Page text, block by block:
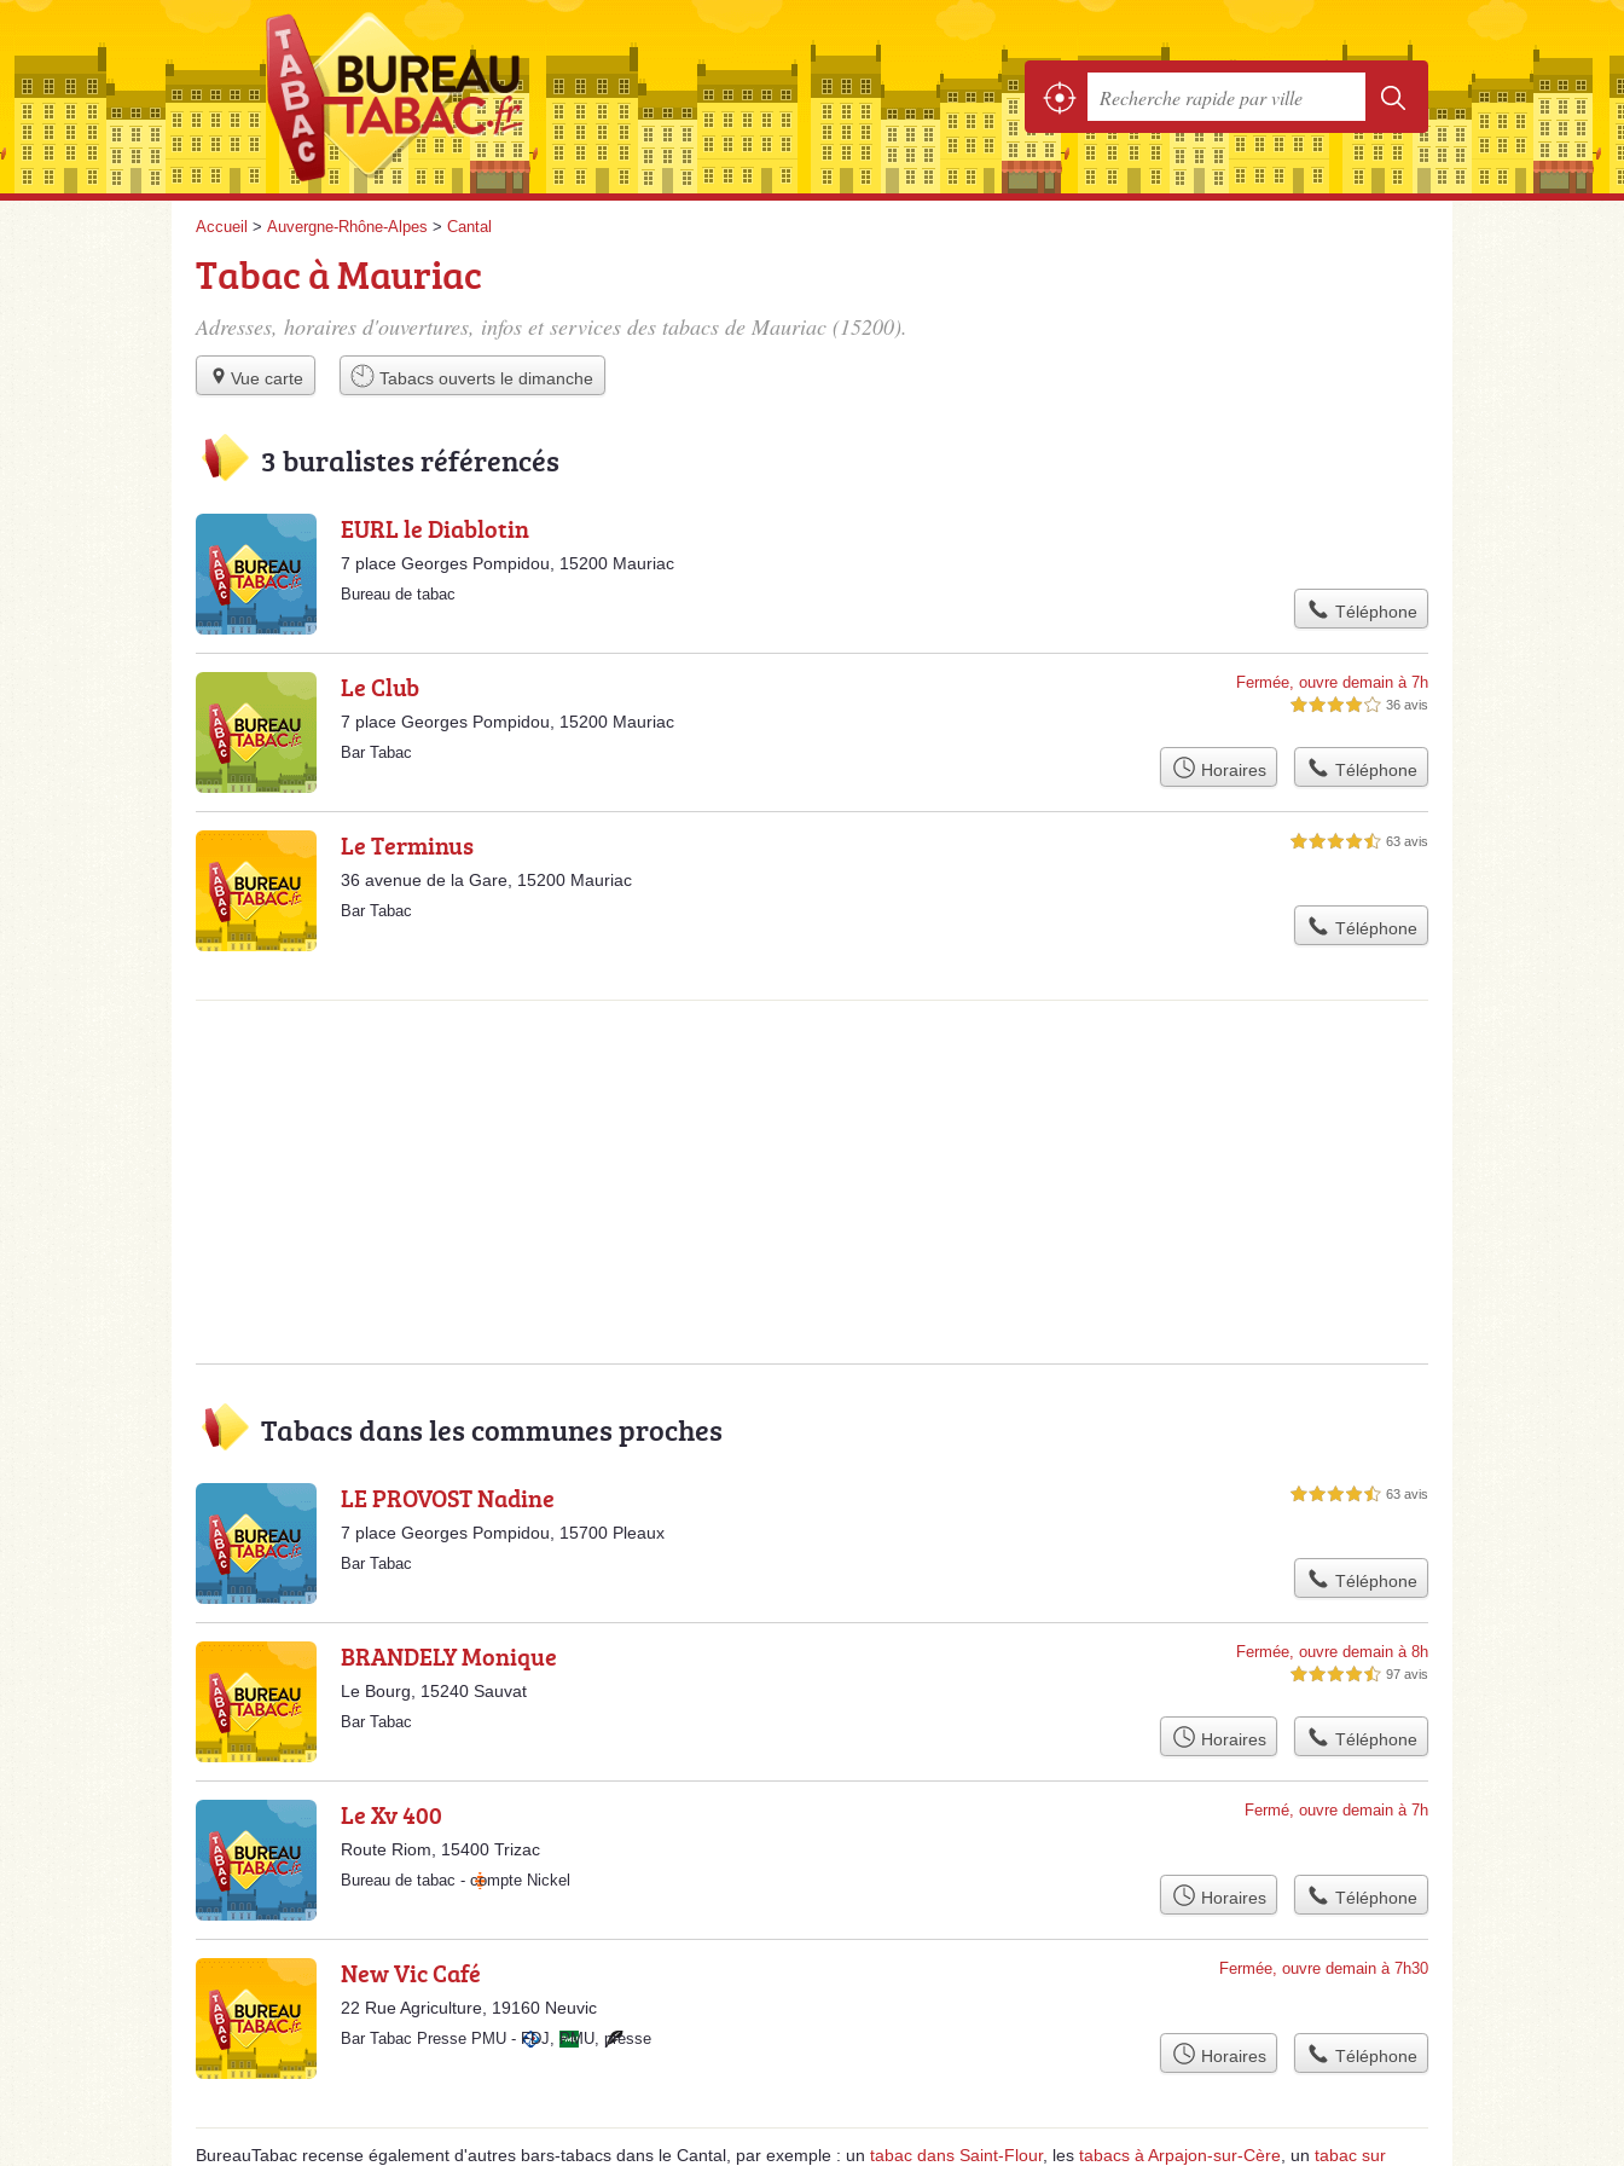
Accueil > Auvergne-Rhône-Alpes > Cantal
Tabac à Mauriac
Adresses, horaires d'ouvertures, infos et services des tabacs de Mauriac (15200).
Vue carte Tabacs ouverts le dimanche
3 buralistes référencés
EURL le Diablotin
7 place Georges Pompidou, 15200 Mauriac
Bureau de tabac
Téléphone
Le Club
7 place Georges Pompidou, 15200 Mauriac
Fermée, ouvre demain à 7h
4,0 étoiles sur 5 36 avis
Bar Tabac
Horaires Téléphone
Le Terminus
36 avenue de la Gare, 15200 Mauriac
4,5 étoiles sur 5 63 avis
Bar Tabac
Téléphone
Tabacs dans les communes proches
LE PROVOST Nadine
7 place Georges Pompidou, 15700 Pleaux
4,5 étoiles sur 5 63 avis
Bar Tabac
Téléphone
BRANDELY Monique
Le Bourg, 15240 Sauvat
Fermée, ouvre demain à 8h
4,5 étoiles sur 5 97 avis
Bar Tabac
Horaires Téléphone
Le Xv 400
Route Riom, 15400 Trizac
Fermé, ouvre demain à 7h
Bureau de tabac - compte Nickel
Horaires Téléphone
New Vic Café
22 Rue Agriculture, 19160 Neuvic
Fermée, ouvre demain à 7h30
Bar Tabac Presse PMU - FDJ, PMU, presse
Horaires Téléphone
BureauTabac recense également d'autres bars-tabacs dans le Cantal, par exemple : un tabac dans Saint-Flour, les tabacs à Arpajon-sur-Cère , un tabac sur